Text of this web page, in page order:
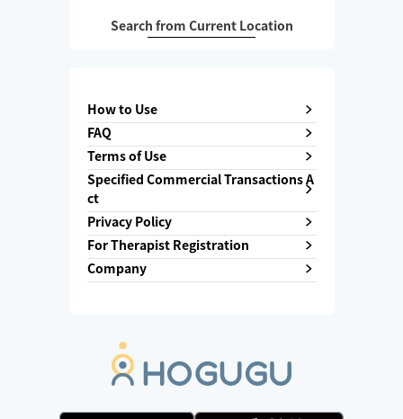
Search from Current Location
How to Use
FAQ
Terms of Use
Specified Commercial Transactions A
ct
Privacy Policy
For Therapist Registration
Company